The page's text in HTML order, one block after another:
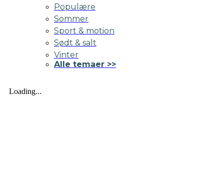
Populære
Sommer
Sport & motion
Sødt & salt
Vinter
Alle temaer >>
Loading...